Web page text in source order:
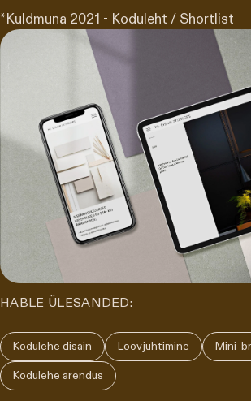
* Kuldmuna 2021 - Koduleht / Shortlist
HABLE ÜLESANDED:
Kodulehe disain Loovjuhtimine Mini-
Kodulehe arendus